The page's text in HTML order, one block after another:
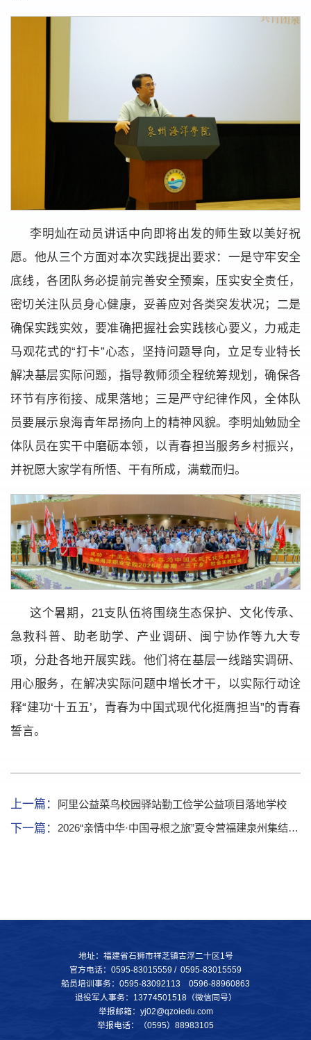
李明灿在动员讲话中向即将出发的师生致以美好祝
愿。他从三个方面对本次实践提出要求：一是守牢安全
底线，各团队务必提前完善安全预案，压实安全责任，
密切关注队员身心健康，妥善应对各类突发状况；二是
确保实践实效，要准确把握社会实践核心要义，力戒走
马观花式的“打卡”心态，坚持问题导向，立足专业特长
解决基层实际问题，指导教师须全程统筹规划，确保各
环节有序衔接、成果落地；三是严守纪律作风，全体队
员要展示泉海青年昂扬向上的精神风貌。李明灿勉励全
体队员在实干中磨砺本领，以青春担当服务乡村振兴，
并祝愿大家学有所悟、干有所成，满载而归。
这个暑期，21支队伍将围绕生态保护、文化传承、
急救科普、助老助学、产业调研、闽宁协作等九大专
项，分赴各地开展实践。他们将在基层一线踏实调研、
用心服务，在解决实际问题中增长才干，以实际行动诠
释“建功‘十五五’，青春为中国式现代化挺膺担当”的青春
誓言。
上一篇： 阿里公益菜鸟校园驿站勤工俭学公益项目落地学校
下一篇： 2026“亲情中华·中国寻根之旅”夏令营福建泉州集结营在我校正式启动
地址：福建省石狮市祥芝镇古浮二十区1号
官方电话：0595-83015559 / 0595-83015559
船员培训事务：0595-83092113 0596-88960863
退役军人事务：13774501518（微信同号）
举报邮箱：yj02@qzoiedu.com
举报电话：（0595）88983105